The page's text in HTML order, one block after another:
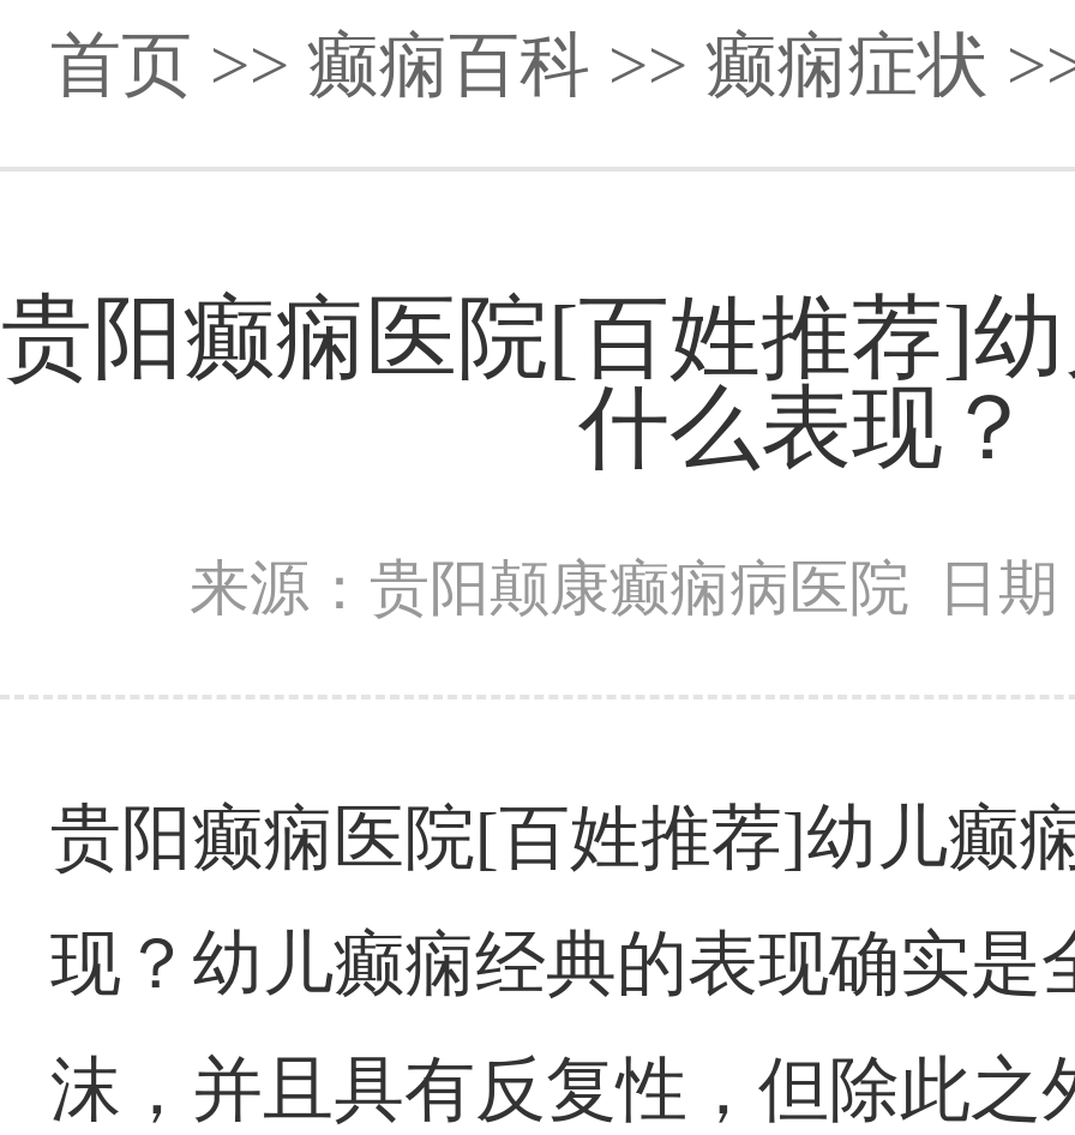
首页 >> 癫痫百科 >> 癫痫症状
贵阳癫痫医院[百姓推荐]
什么表现？
来源：贵阳颠康癫痫病医院 日
贵阳癫痫医院[百姓推荐]幼儿癫
现？幼儿癫痫经典的表现确实是
沫，并且具有反复性，但除此之